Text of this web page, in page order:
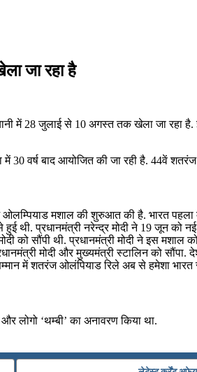
जा रहा है
में 28 जुलाई से 10 अगस्त तक खेला जा रहा
में 30 वर्ष बाद आयोजित की जा रही है. 44वें
ओलम्पियाड मशाल की शुरुआत की है. भारत
प्रधानमंत्री नरेन्‍द्र मोदी ने 19 जून को नई
को सौंपी थी. प्रधानमंत्री मोदी ने इस
मोदी और मुख्‍यमंत्री स्‍टालिन को सौंपा.
में शतरंज ओलंपियाड रिले अब से हमेशा भारत से
‘थम्बी’ का अनावरण किया था.